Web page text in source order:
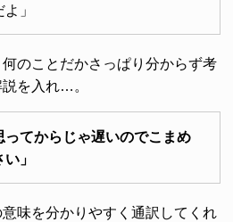
」
のことだかさっぱり分からず考
を入れ…。
ってからじゃ遅いのでこまめ
」
味を分かりやすく通訳してくれ